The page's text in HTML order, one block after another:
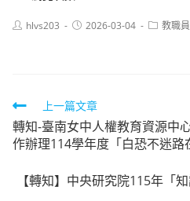
Posthlvs203
Post2026-03-04
Post教職
Read
more
articles
上一篇文章
轉知-臺南女中人權教育資源中
作辦理114學年度「白恐不迷路
【轉知】中央研究院115年「